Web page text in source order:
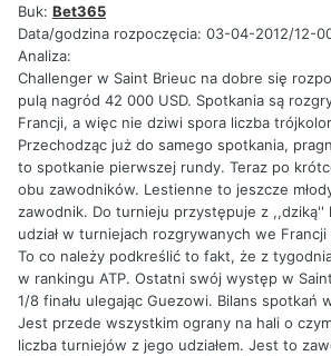
Buk: Bet365
Data/godzina rozpoczęcia: 03-04-2012/12-
Analiza:
Challenger w Saint Brieuc na dobre się
pulą nagród 42 000 USD. Spotkania są
Francji, a więc nie dziwi spora liczba
Przechodząc już do samego spotkania,
to spotkanie pierwszej rundy. Teraz po
obu zawodników. Lestienne to jeszcze
zawodnik. Do turnieju przystępuje z ,,dziką''
udział w turniejach rozgrywanych we
To co należy podkreślić to fakt, że z
w rankingu ATP. Ostatni swój występ w
1/8 finału ulegając Guezowi. Bilans spotkań
Jest przede wszystkim ograny na hali o
liczba turniejów z jego udziałem. Jest to